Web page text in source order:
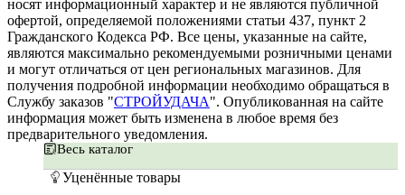
носят информационный характер и не являются публичной
офертой, определяемой положениями статьи 437, пункт 2
Гражданского Кодекса РФ. Все цены, указанные на сайте,
являются максимально рекомендуемыми розничными ценами
и могут отличаться от цен региональных магазинов. Для
получения подробной информации необходимо обращаться в
Службу заказов "СТРОЙУДАЧА". Опубликованная на сайте
информация может быть изменена в любое время без
предварительного уведомления.
Весь каталог
Уценённые товары